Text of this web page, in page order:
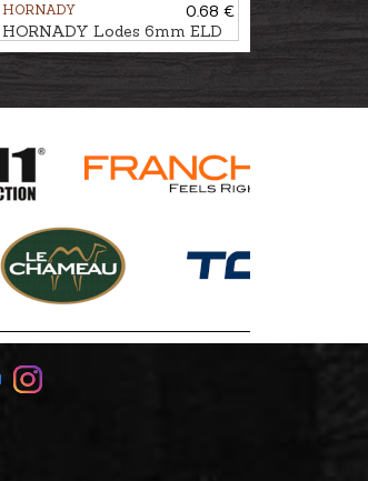
HORNADY
0.68 €
HORNADY Lodes 6mm ELD
MATCH 7,0g/108gr